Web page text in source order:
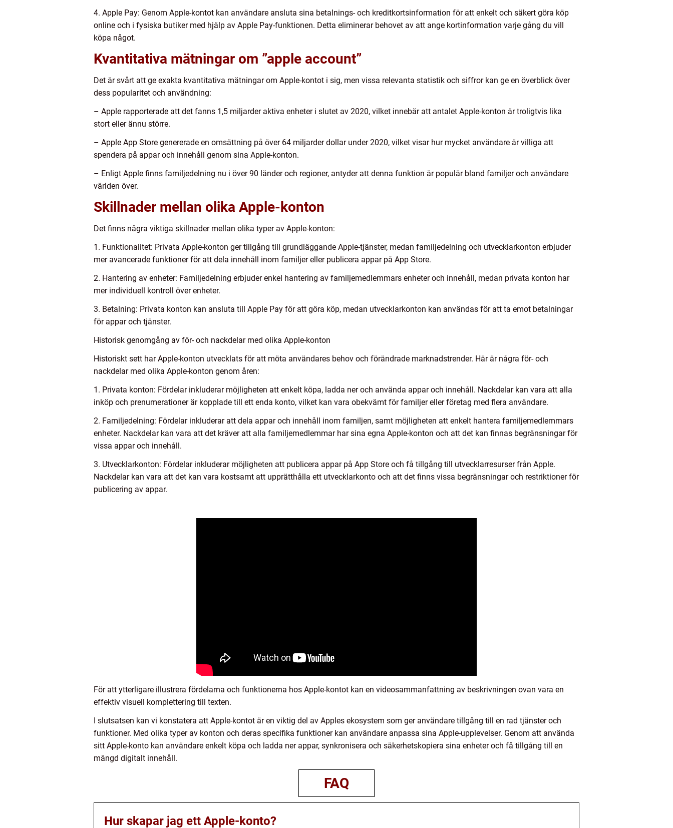
4. Apple Pay: Genom Apple-kontot kan användare ansluta sina betalnings- och kreditkortsinformation för att enkelt och säkert göra köp
online och i fysiska butiker med hjälp av Apple Pay-funktionen. Detta eliminerar behovet av att ange kortinformation varje gång du vill
köpa något.
Kvantitativa mätningar om ”apple account”
Det är svårt att ge exakta kvantitativa mätningar om Apple-kontot i sig, men vissa relevanta statistik och siffror kan ge en överblick över
dess popularitet och användning:
– Apple rapporterade att det fanns 1,5 miljarder aktiva enheter i slutet av 2020, vilket innebär att antalet Apple-konton är troligtvis lika
stort eller ännu större.
– Apple App Store genererade en omsättning på över 64 miljarder dollar under 2020, vilket visar hur mycket användare är villiga att
spendera på appar och innehåll genom sina Apple-konton.
– Enligt Apple finns familjedelning nu i över 90 länder och regioner, antyder att denna funktion är populär bland familjer och användare
världen över.
Skillnader mellan olika Apple-konton
Det finns några viktiga skillnader mellan olika typer av Apple-konton:
1. Funktionalitet: Privata Apple-konton ger tillgång till grundläggande Apple-tjänster, medan familjedelning och utvecklarkonton erbjuder
mer avancerade funktioner för att dela innehåll inom familjer eller publicera appar på App Store.
2. Hantering av enheter: Familjedelning erbjuder enkel hantering av familjemedlemmars enheter och innehåll, medan privata konton har
mer individuell kontroll över enheter.
3. Betalning: Privata konton kan ansluta till Apple Pay för att göra köp, medan utvecklarkonton kan användas för att ta emot betalningar
för appar och tjänster.
Historisk genomgång av för- och nackdelar med olika Apple-konton
Historiskt sett har Apple-konton utvecklats för att möta användares behov och förändrade marknadstrender. Här är några för- och
nackdelar med olika Apple-konton genom åren:
1. Privata konton: Fördelar inkluderar möjligheten att enkelt köpa, ladda ner och använda appar och innehåll. Nackdelar kan vara att alla
inköp och prenumerationer är kopplade till ett enda konto, vilket kan vara obekvämt för familjer eller företag med flera användare.
2. Familjedelning: Fördelar inkluderar att dela appar och innehåll inom familjen, samt möjligheten att enkelt hantera familjemedlemmars
enheter. Nackdelar kan vara att det kräver att alla familjemedlemmar har sina egna Apple-konton och att det kan finnas begränsningar för
vissa appar och innehåll.
3. Utvecklarkonton: Fördelar inkluderar möjligheten att publicera appar på App Store och få tillgång till utvecklarresurser från Apple.
Nackdelar kan vara att det kan vara kostsamt att upprätthålla ett utvecklarkonto och att det finns vissa begränsningar och restriktioner för
publicering av appar.
För att ytterligare illustrera fördelarna och funktionerna hos Apple-kontot kan en videosammanfattning av beskrivningen ovan vara en
effektiv visuell komplettering till texten.
I slutsatsen kan vi konstatera att Apple-kontot är en viktig del av Apples ekosystem som ger användare tillgång till en rad tjänster och
funktioner. Med olika typer av konton och deras specifika funktioner kan användare anpassa sina Apple-upplevelser. Genom att använda
sitt Apple-konto kan användare enkelt köpa och ladda ner appar, synkronisera och säkerhetskopiera sina enheter och få tillgång till en
mängd digitalt innehåll.
FAQ
Hur skapar jag ett Apple-konto?